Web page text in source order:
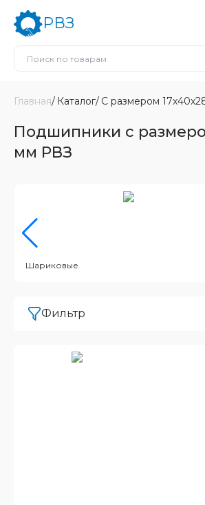
РВЗ
Главная Каталог С размером
Подшипники с
мм РВЗ
Шариковые
Фильтр